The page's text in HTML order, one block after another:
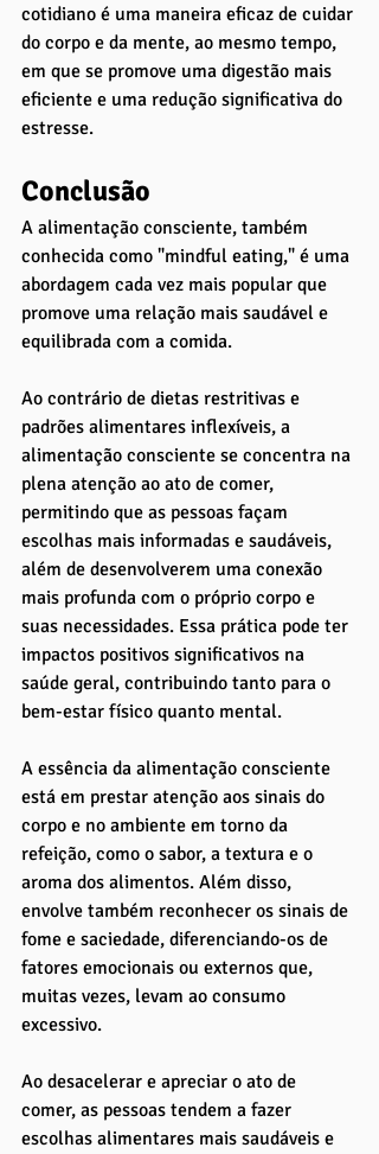
cotidiano é uma maneira eficaz de cuidar
do corpo e da mente, ao mesmo tempo,
em que se promove uma digestão mais
eficiente e uma redução significativa do
estresse.
Conclusão
A alimentação consciente, também
conhecida como "mindful eating," é uma
abordagem cada vez mais popular que
promove uma relação mais saudável e
equilibrada com a comida.
Ao contrário de dietas restritivas e
padrões alimentares inflexíveis, a
alimentação consciente se concentra na
plena atenção ao ato de comer,
permitindo que as pessoas façam
escolhas mais informadas e saudáveis,
além de desenvolverem uma conexão
mais profunda com o próprio corpo e
suas necessidades. Essa prática pode ter
impactos positivos significativos na
saúde geral, contribuindo tanto para o
bem-estar físico quanto mental.
A essência da alimentação consciente
está em prestar atenção aos sinais do
corpo e no ambiente em torno da
refeição, como o sabor, a textura e o
aroma dos alimentos. Além disso,
envolve também reconhecer os sinais de
fome e saciedade, diferenciando-os de
fatores emocionais ou externos que,
muitas vezes, levam ao consumo
excessivo.
Ao desacelerar e apreciar o ato de
comer, as pessoas tendem a fazer
escolhas alimentares mais saudáveis e